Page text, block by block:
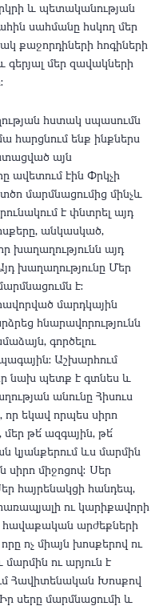
և պետականության
սահմանը հսկող մեր
քաջորդիների հոգիների
մեր զավակների
հստակ սպասումն
հարցնում ենք ինքներս
այն
ավետում էին Փրկչի
մարմնացումից մինչև
է փնտրել այդ
անկասկած,
խաղաղությունն այդ
խաղաղությունը Մեր
է:
մարդկային
հնարավորությունն
գործելու
Աշխարհում
նախ պետք է գտնես և
անունը Հիսուս
որ եկավ որպես սիրո
թե՛ ազգային, թե՛
կյանքերում ևս մարմին
սիրո միջոցով։ Սեր
հայրենակցի հանդեպ,
ու կարիքավորի
հավաքական արժեքների
ոչ միայն խոսքերով ու
ու արյուն է
Հավիտենական Խոսքով
սերը մարմնացումի և